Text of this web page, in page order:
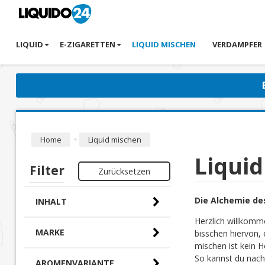
LIQUID E-ZIGARETTEN LIQUID MISCHEN VERDAMPFER
Home Liquid mischen
Die Alchemie
Herzlich
bisschen hiervon,
mischen ist kein
So kannst du
Filter Zurücksetzen
INHALT
MARKE